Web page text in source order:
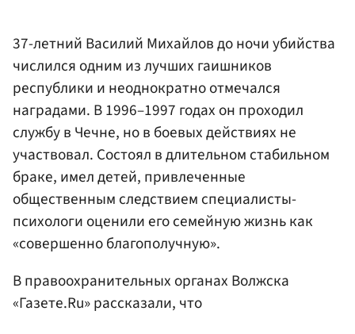
37-летний Василий Михайлов до ночи убийства
числился одним из лучших гаишников
республики и неоднократно отмечался
наградами. В 1996–1997 годах он проходил
службу в Чечне, но в боевых действиях не
участвовал. Состоял в длительном стабильном
браке, имел детей, привлеченные
общественным следствием специалисты-
психологи оценили его семейную жизнь как
«совершенно благополучную».
В правоохранительных органах Волжска
«Газете.Ru» рассказали, что